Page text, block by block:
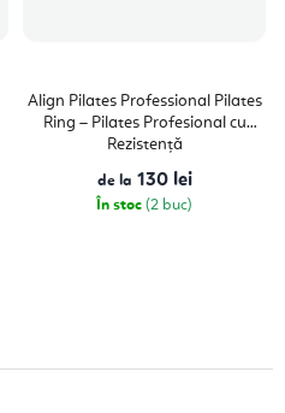
Align Pilates Professional Pilates
Ring – Pilates Profesional cu
Rezistență
de la 130 lei
În stoc (2 buc)